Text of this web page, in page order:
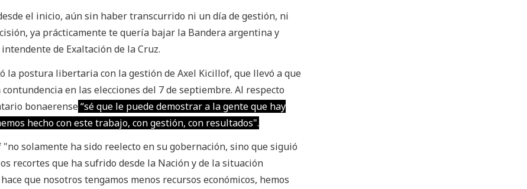
el inicio, aún sin haber transcurrido ni un día de gestión, ni
ya prácticamente te quería bajar la Bandera argentina y
de Exaltación de la Cruz.
la postura libertaria con la gestión de Axel Kicillof, que llevó a que
en las elecciones del 7 de septiembre. Al respecto
bonaerense“sé que le puede demostrar a la gente que hay
hecho con este trabajo, con gestión, con resultados".
solamente ha sido reelecto en su gobernación, sino que siguió
recortes que ha sufrido desde la Nación y de la situación
que nosotros tengamos menos recursos económicos, hemos